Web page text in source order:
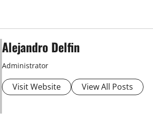
Alejandro Delfin
Administrator
Visit Website View All Posts